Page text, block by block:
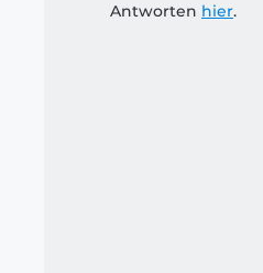
Antworten hier.